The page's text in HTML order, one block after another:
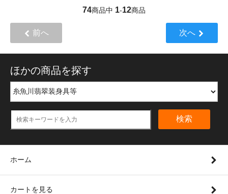
74商品中 1-12商品
前へ 次へ
ほかの商品を探す
検索
ホーム
カートを見る